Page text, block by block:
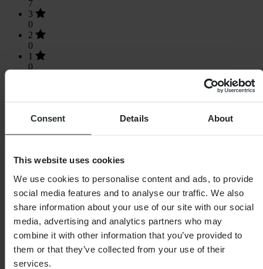
Consent Details About
This website uses cookies
We use cookies to personalise content and ads, to provide
social media features and to analyse our traffic. We also
share information about your use of our site with our social
media, advertising and analytics partners who may
combine it with other information that you’ve provided to
them or that they’ve collected from your use of their
services.
7
3
0
2
0
1
0
SHOPPEN
Algemene Voorwaarden
Privacybeleid
Verzending & levering
Betaling
Retourneren
Herroepingsrecht
Informatie over recycling
Claims & klachten
Bestelstatus